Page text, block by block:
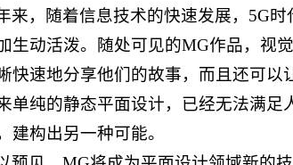
来，随着信息技术的快速发展，5G
生动活泼。随处可见的MG作品，视
快速地分享他们的故事，而且还可
单纯的静态平面设计，已经无法满
建构出另一种可能。